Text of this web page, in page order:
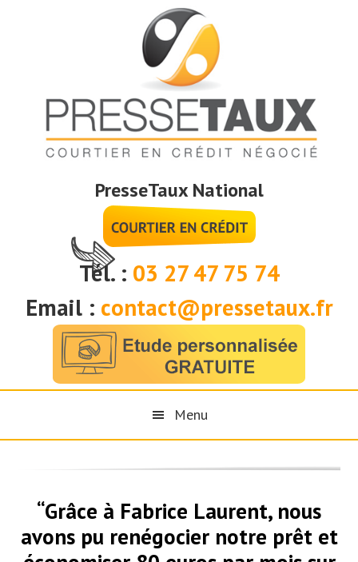
PresseTaux National
Tél. : 03 27 47 75 74
Email : contact@pressetaux.fr
Menu
“Grâce à Fabrice Laurent, nous
avons pu renégocier notre prêt et